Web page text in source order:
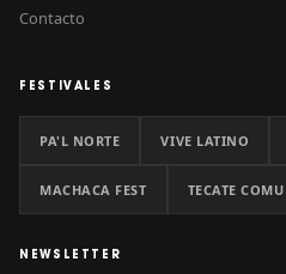
Contacto
FESTIVALES
PA'L NORTE VIVE LATINO
MACHACA FEST TECATE
NEWSLETTER